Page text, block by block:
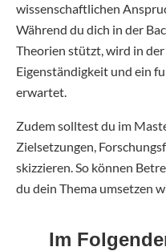
wissenschaftlichen
Während du dich in der
Theorien stützt, wird in
Eigenständigkeit und ein
erwartet.
Zudem solltest du im
Zielsetzungen,
skizzieren. So können
du dein Thema umsetzen
Im